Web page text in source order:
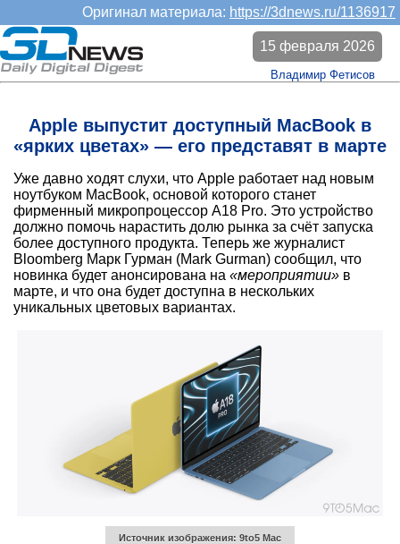
Оригинал материала: https://3dnews.ru/1136917
Apple выпустит доступный MacBook в
«ярких цветах» — его представят в марте
15 февраля 2026
Владимир Фетисов
Уже давно ходят слухи, что Apple работает над новым
ноутбуком MacBook, основой которого станет
фирменный микропроцессор A18 Pro. Это устройство
должно помочь нарастить долю рынка за счёт запуска
более доступного продукта. Теперь же журналист
Bloomberg Марк Гурман (Mark Gurman) сообщил, что
новинка будет анонсирована на «мероприятии» в
марте, и что она будет доступна в нескольких
уникальных цветовых вариантах.
Источник изображения: 9to5 Mac